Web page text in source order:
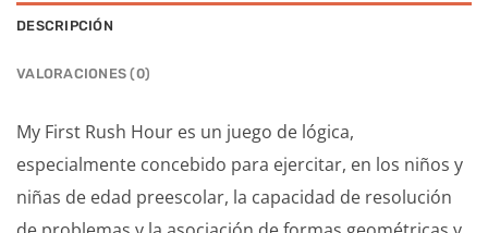
DESCRIPCIÓN
VALORACIONES (0)
My First Rush Hour es un juego de lógica,
especialmente concebido para ejercitar, en los niños y
niñas de edad preescolar, la capacidad de resolución